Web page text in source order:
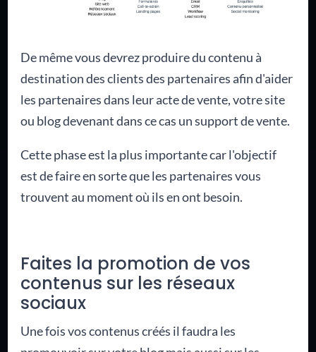
De même vous devrez produire du contenu à
destination des clients des partenaires afin d'aider
les partenaires dans leur acte de vente, votre site
ou blog devenant dans ce cas un support de vente.
Cette phase est la plus importante car l'objectif
est de faire en sorte que les partenaires vous
trouvent au moment où ils en ont besoin.
Faites la promotion de vos
contenus sur les réseaux
sociaux
Une fois vos contenus créés il faudra les